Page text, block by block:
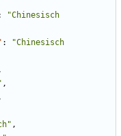
"Chinesisch
:
"Chinesisch
,
,